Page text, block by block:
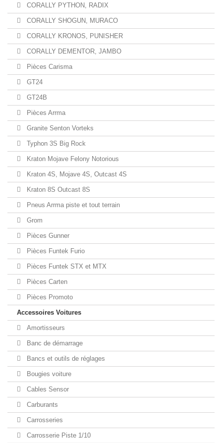
CORALLY PYTHON, RADIX
CORALLY SHOGUN, MURACO
CORALLY KRONOS, PUNISHER
CORALLY DEMENTOR, JAMBO
Pièces Carisma
GT24
GT24B
Pièces Arrma
Granite Senton Vorteks
Typhon 3S Big Rock
Kraton Mojave Felony Notorious
Kraton 4S, Mojave 4S, Outcast 4S
Kraton 8S Outcast 8S
Pneus Arrma piste et tout terrain
Grom
Pièces Gunner
Pièces Funtek Furio
Pièces Funtek STX et MTX
Pièces Carten
Pièces Promoto
Accessoires Voitures
Amortisseurs
Banc de démarrage
Bancs et outils de réglages
Bougies voiture
Cables Sensor
Carburants
Carrosseries
Carrosserie Piste 1/10